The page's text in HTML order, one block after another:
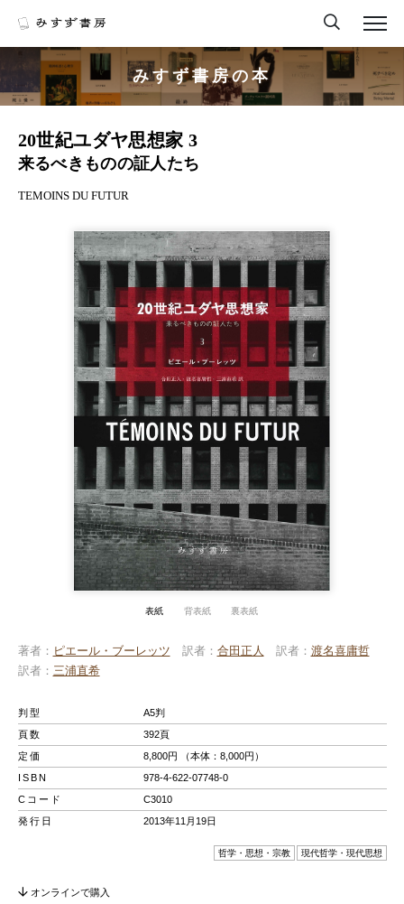
みすず書房の本
20世紀ユダヤ思想家 3
来るべきものの証人たち
TEMOINS DU FUTUR
表紙 背表紙 裏表紙
著者 ピエール・ブーレッツ 訳者 合田正人 訳者
渡名喜庸哲
訳者
三浦直希
判型
A5判
頁数
392頁
定価
8,800円 （本体：8,000円）
ISBN
978-4-622-07748-0
Cコード
C3010
発行日
2013年11月19日
哲学・思想・宗教 現代哲学・現代思想
オンラインで購入